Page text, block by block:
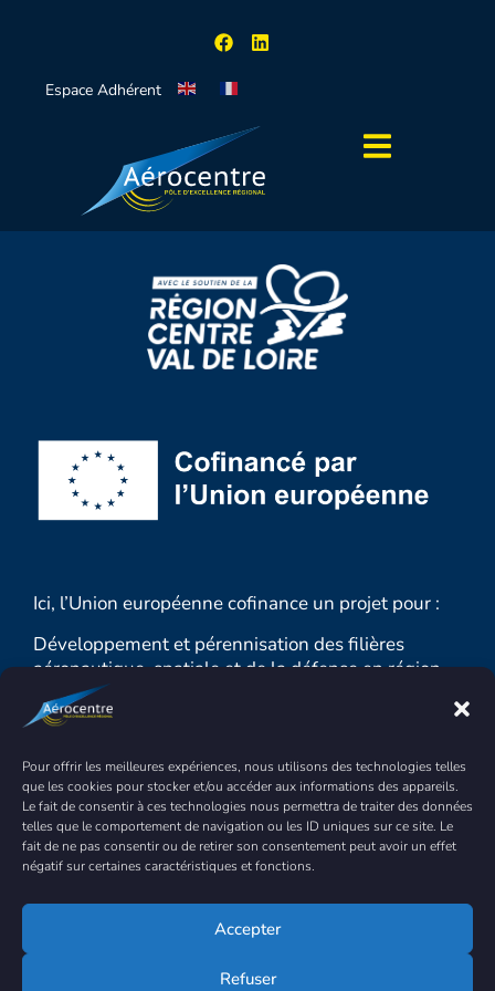
Pour offrir les meilleures expériences, nous utilisons des technologies telles
que les cookies pour stocker et/ou accéder aux informations des appareils.
Le fait de consentir à ces technologies nous permettra de traiter des données
telles que le comportement de navigation ou les ID uniques sur ce site. Le
fait de ne pas consentir ou de retirer son consentement peut avoir un effet
négatif sur certaines caractéristiques et fonctions.
Accepter
Refuser
Espace Adhérent
Ici, l’Union européenne cofinance un projet pour :
Développement et pérennisation des filières
aéronautique, spatiale et de la défense en région
Centre-Val de Loire 2023-2025
MONTANT TOTAL : 1 549 944.58 € sur 3 ans
DONT FEDER : 410 580.32 €
Objectif : renforcer la croissance durable et la
compétitivité des PME et la création d’emplois
dans les PME, y compris par des investissements